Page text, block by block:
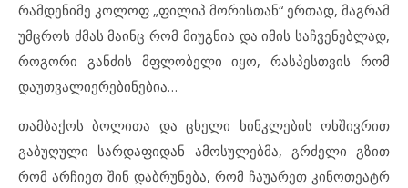
რამდენიმე კოლოფ „ფილიპ მორისთან“ ერთად, მაგრამ
უმცროს ძმას მაინც რომ მიუგნია და იმის საჩვენებლად,
როგორი განძის მფლობელი იყო, რასპესთვის რომ
დაუთვალიერებინებია…
თამბაქოს ბოლითა და ცხელი ხინკლების ოხშივრით
გაბუღული სარდაფიდან ამოსულებმა, გრძელი გზით
რომ არჩიეთ შინ დაბრუნება, რომ ჩაუარეთ კინოთეატრ